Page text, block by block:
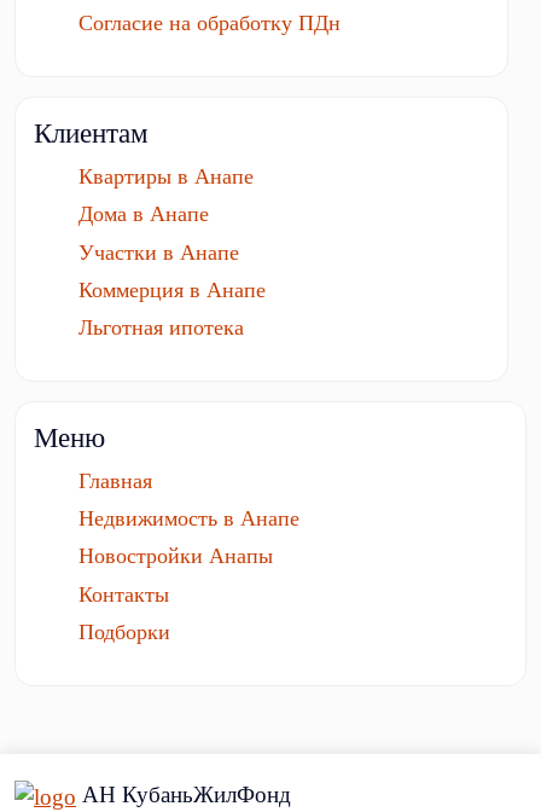
Согласие на обработку ПДн
Клиентам
Квартиры в Анапе
Дома в Анапе
Участки в Анапе
Коммерция в Анапе
Льготная ипотека
Меню
Главная
Недвижимость в Анапе
Новостройки Анапы
Контакты
Подборки
АН КубаньЖилФонд